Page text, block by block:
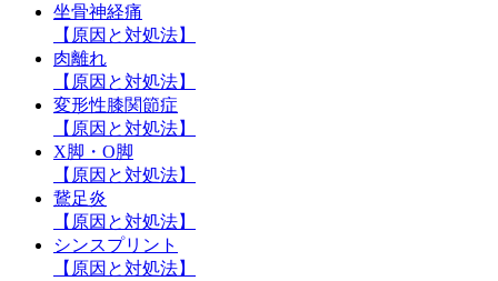
坐骨神経痛
【原因と対処法】
肉離れ
【原因と対処法】
変形性膝関節症
【原因と対処法】
X脚・O脚
【原因と対処法】
鵞足炎
【原因と対処法】
シンスプリント
【原因と対処法】